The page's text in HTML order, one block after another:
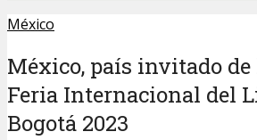
México
México, país invitado
Feria Internacional del
Bogotá 2023